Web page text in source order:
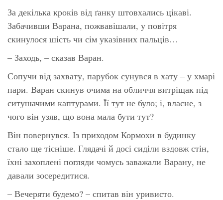
За декілька кроків від ґанку штовхались цікаві.
Забачивши Варана, пожвавішали, у повітря
скинулося шість чи сім указівних пальців…
– Заходь, – сказав Варан.
Сопучи від захвату, парубок сунувся в хату – у хмарі
пари. Варан скинув очима на обличчя витріщак під
ситушачими каптурами. Її тут не було; і, власне, з
чого він узяв, що вона мала бути тут?
Він повернувся. Із приходом Кормохи в будинку
стало ще тісніше. Глядачі й досі сиділи вздовж стін,
їхні захоплені погляди чомусь заважали Варану, не
давали зосередитися.
– Вечеряти будемо? – спитав він уривисто.